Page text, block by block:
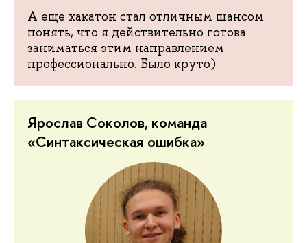
А еще хакатон стал отличным шансом
понять, что я действительно готова
заниматься этим направлением
профессионально. Было круто)
Ярослав Соколов, команда
«Синтаксическая ошибка»